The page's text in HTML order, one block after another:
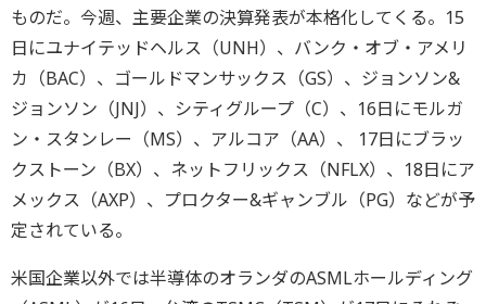
ものだ。 今週、主要企業の決算発表が本格化してくる。 15
日にユナイテッドヘルス（UNH）、バンク・オブ・ アメリ
カ（BAC）、ゴールドマンサックス（GS）、 ジョンソン&
ジョンソン（JNJ）、シティグループ（C）、 16日にモルガ
ン・スタンレー（MS）、アルコア（AA）、 17日にブラッ
クストーン（BX）、ネットフリックス（NFLX）、18日にア
メックス（AXP）、プロクター&ギャンブル（PG）などが予
定されている。
米国企業以外では半導体のオランダのASMLホールディング